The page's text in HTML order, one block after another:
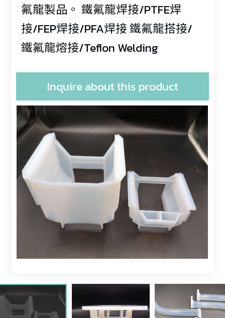
氟龍製品。 鐵氟龍焊接/PTFE焊
接/FEP焊接/PFA焊接 鐵氟龍搭接/
鐵氟龍熔接/Teflon Welding
Inquire about this product